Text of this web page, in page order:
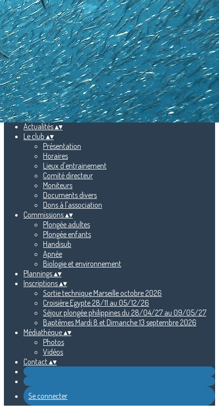
Exporter les lignes sélectionnées
Exporter toutes les colonnes
Exporter uniquement les colonnes affichées
Menu
Ajoutez un logo, un bouton, des réseaux sociaux
Cliquez pour éditer
Accueil▴▾
Actualités▴▾
Le club ▴▾
Présentation
Horaires
Lieux d'entrainement
Comité directeur
Moniteurs
Documents divers
Dons à l'association
Commissions▴▾
Plongée adultes
Plongée enfants
Handisub
Apnée
Biologie et environnement
Plannings▴▾
Inscriptions▴▾
Sortie technique Marseille octobre 2026
Croisière Egypte 28/11 au 05/12/26
Séjour plongée philippines du 28/04/27 au 09/05/27
Baptêmes Mardi 8 et Dimanche 13 septembre 2026
Médiathèque▴▾
Photos
Vidéos
Contact▴▾
Se connecter